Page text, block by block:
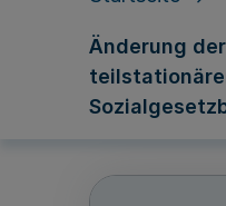
Änderung